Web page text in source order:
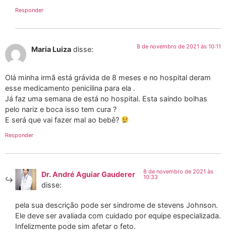
Responder
Maria Luiza disse: 8 de novembro de 2021 às 10:11
Olá minha irmã está grávida de 8 meses e no hospital deram
esse medicamento penicilina para ela .
Já faz uma semana de está no hospital. Esta saindo bolhas
pelo nariz e boca isso tem cura ?
E será que vai fazer mal ao bebê?
Responder
Dr. André Aguiar Gauderer
disse:
8 de novembro de 2021 às
10:33
pela sua descrição pode ser sindrome de stevens Johnson.
Ele deve ser avaliada com cuidado por equipe especializada.
Infelizmente pode sim afetar o feto.